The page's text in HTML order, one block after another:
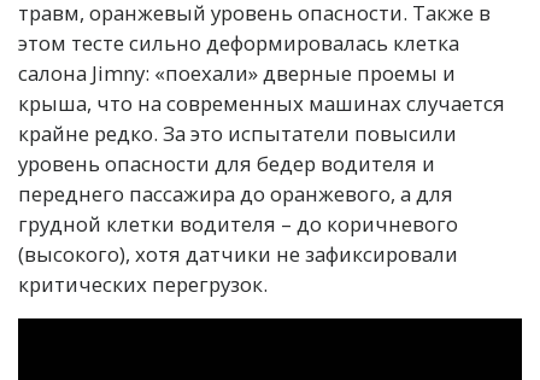
травм, оранжевый уровень опасности. Также в
этом тесте сильно деформировалась клетка
салона Jimny: «поехали» дверные проемы и
крыша, что на современных машинах случается
крайне редко. За это испытатели повысили
уровень опасности для бедер водителя и
переднего пассажира до оранжевого, а для
грудной клетки водителя – до коричневого
(высокого), хотя датчики не зафиксировали
критических перегрузок.